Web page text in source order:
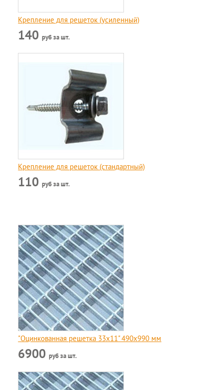
Крепление для решеток (усиленный)
140руб за шт.
Крепление для решеток (стандартный)
110руб за шт.
"Оцинкованная решетка 33x11" 490х990 мм
6900руб за шт.